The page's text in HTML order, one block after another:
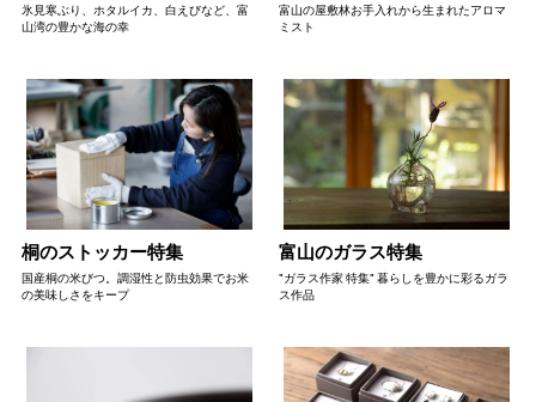
氷見寒ぶり、ホタルイカ、白えびなど、富
山湾の豊かな海の幸
富山の屋敷林お手入れから生まれたアロマ
ミスト
桐のストッカー特集
国産桐の米びつ。調湿性と防虫効果でお米
の美味しさをキープ
富山のガラス特集
"ガラス作家 特集" 暮らしを豊かに彩るガラ
ス作品